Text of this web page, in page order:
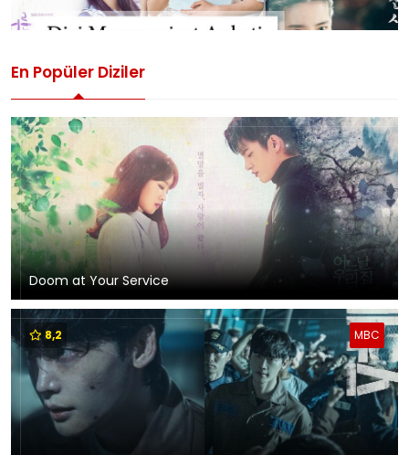
En Popüler Diziler
Doom at Your Service
MBC
8,2